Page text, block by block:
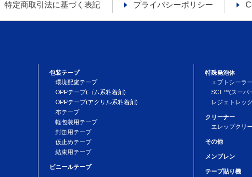
特定商取引法に基づく表記 プライバシーポリシー
包装テープ
環境配慮テープ
OPPテープ(ゴム系粘着剤)
OPPテープ(アクリル系粘着剤)
布テープ
軽包装用テープ
封缶用テープ
仮止めテープ
結束用テープ
ビニールテープ
特殊発泡体
エプトシーラ
SCF™(スーパ
レジェトレッ
クリーナー
エレップクリ
その他
メンブレン
テープ貼り機